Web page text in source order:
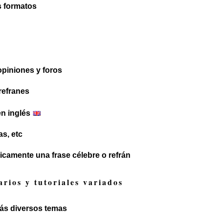
formatos
y foros
inglés
etc
una frase célebre o refrán
y tutoriales variados
diversos temas